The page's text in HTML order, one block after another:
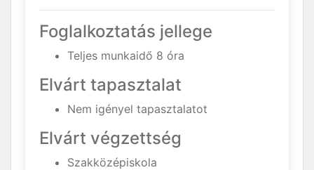
Foglalkoztatás jellege
Teljes munkaidő 8 óra
Elvárt tapasztalat
Nem igényel tapasztalatot
Elvárt végzettség
Szakközépiskola